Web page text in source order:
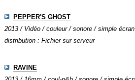
PEPPER'S GHOST
2013 / Vidéo / couleur / sonore / simple
distribution : Fichier sur serveur
RAVINE